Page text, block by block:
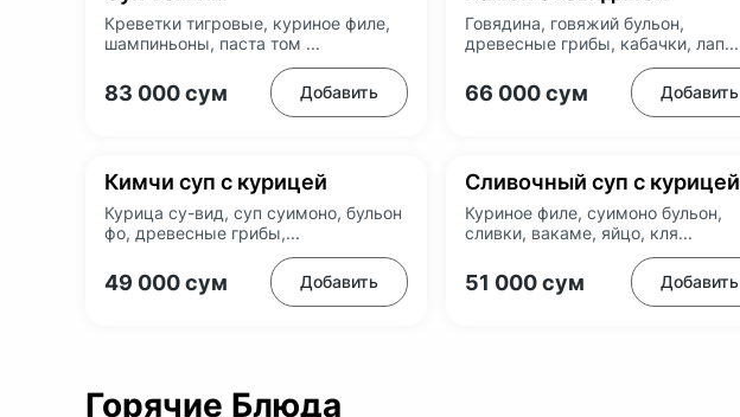
Креветки тигровые, куриное филе,
шампиньоны, паста том ...
83 000сум Добавить
Говядина, говяжий бульон,
древесные грибы, кабачки, лап...
66 000сум Добавить
Кимчи суп с курицей
Курица су-вид, суп суимоно, бульон
фо, древесные грибы,...
49 000сум Добавить
Сливочный суп с курицей
Куриное филе, суимоно бульон,
сливки, вакаме, яйцо, кля...
51 000сум Добавить
Горячие Блюда